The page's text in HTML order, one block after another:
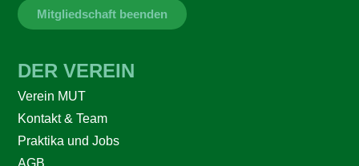
Mitgliedschaft beenden
DER VEREIN
Verein MUT
Kontakt & Team
Praktika und Jobs